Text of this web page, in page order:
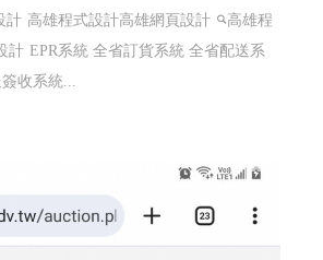
計 高雄程式設計高雄網頁設計
高雄程
計 EPR系統 全省訂貨系統 全省配送系
收系統...